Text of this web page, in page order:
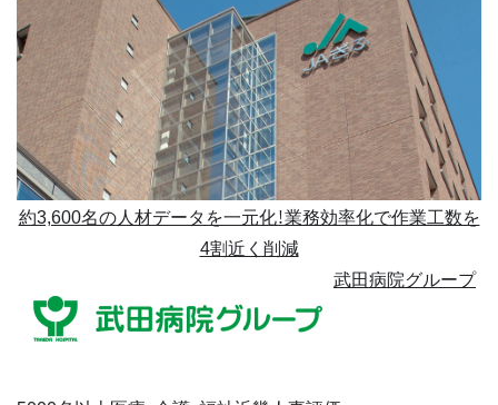
約3,600名の人材データを一元化！業務効率化で作業工数を
4割近く削減
武田病院グループ